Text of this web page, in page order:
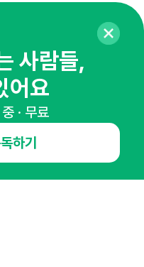
인사이터 신청
표 : 심도섭
인)
사람들,
어요
· 무료
하기